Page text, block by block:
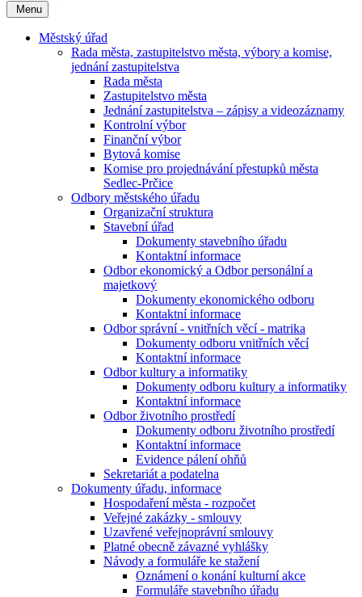
Menu
Městský úřad
Rada města, zastupitelstvo města, výbory a komise,
jednání zastupitelstva
Rada města
Zastupitelstvo města
Jednání zastupitelstva – zápisy a videozáznamy
Kontrolní výbor
Finanční výbor
Bytová komise
Komise pro projednávání přestupků města
Sedlec-Prčice
Odbory městského úřadu
Organizační struktura
Stavební úřad
Dokumenty stavebního úřadu
Kontaktní informace
Odbor ekonomický a Odbor personální a
majetkový
Dokumenty ekonomického odboru
Kontaktní informace
Odbor správní - vnitřních věcí - matrika
Dokumenty odboru vnitřních věcí
Kontaktní informace
Odbor kultury a informatiky
Dokumenty odboru kultury a informatiky
Kontaktní informace
Odbor životního prostředí
Dokumenty odboru životního prostředí
Kontaktní informace
Evidence pálení ohňů
Sekretariát a podatelna
Dokumenty úřadu, informace
Hospodaření města - rozpočet
Veřejné zakázky - smlouvy
Uzavřené veřejnoprávní smlouvy
Platné obecně závazné vyhlášky
Návody a formuláře ke stažení
Oznámení o konání kulturní akce
Formuláře stavebního úřadu